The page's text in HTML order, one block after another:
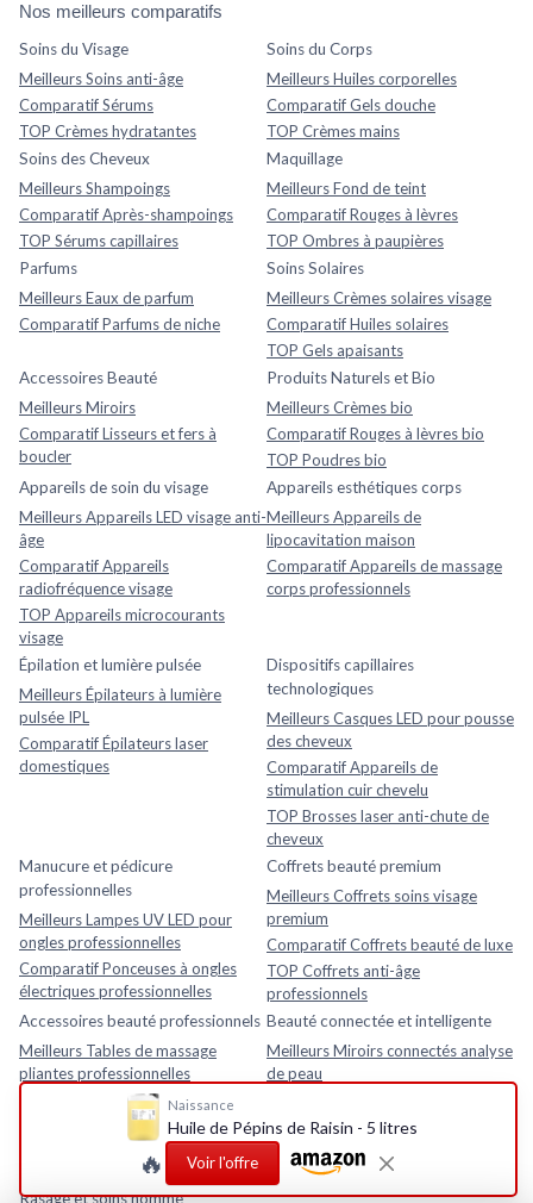
Naissance
Huile de Pépins de Raisin - 5 litres
🔥 Voir l'offre
Nos meilleurs comparatifs
Soins du Visage
Meilleurs Soins anti-âge
Comparatif Sérums
TOP Crèmes hydratantes
Soins du Corps
Meilleurs Huiles corporelles
Comparatif Gels douche
TOP Crèmes mains
Soins des Cheveux
Meilleurs Shampoings
Comparatif Après-shampoings
TOP Sérums capillaires
Maquillage
Meilleurs Fond de teint
Comparatif Rouges à lèvres
TOP Ombres à paupières
Parfums
Meilleurs Eaux de parfum
Comparatif Parfums de niche
Soins Solaires
Meilleurs Crèmes solaires visage
Comparatif Huiles solaires
TOP Gels apaisants
Accessoires Beauté
Meilleurs Miroirs
Comparatif Lisseurs et fers à
boucler
Produits Naturels et Bio
Meilleurs Crèmes bio
Comparatif Rouges à lèvres bio
TOP Poudres bio
Appareils de soin du visage
Meilleurs Appareils LED visage anti-
âge
Comparatif Appareils
radiofréquence visage
TOP Appareils microcourants
visage
Appareils esthétiques corps
Meilleurs Appareils de
lipocavitation maison
Comparatif Appareils de massage
corps professionnels
Épilation et lumière pulsée
Meilleurs Épilateurs à lumière
pulsée IPL
Comparatif Épilateurs laser
domestiques
Dispositifs capillaires
technologiques
Meilleurs Casques LED pour pousse
des cheveux
Comparatif Appareils de
stimulation cuir chevelu
TOP Brosses laser anti-chute de
cheveux
Manucure et pédicure
professionnelles
Meilleurs Lampes UV LED pour
ongles professionnelles
Comparatif Ponceuses à ongles
électriques professionnelles
Coffrets beauté premium
Meilleurs Coffrets soins visage
premium
Comparatif Coffrets beauté de luxe
TOP Coffrets anti-âge
professionnels
Accessoires beauté professionnels
Meilleurs Tables de massage
pliantes professionnelles
Comparatif Loupes esthétiques
TOP Fauteuils esthétiques
Beauté connectée et intelligente
Meilleurs Miroirs connectés analyse
de peau
électroniques
TOP Appareils beauté intelligents
avec application mobile
Rasage et soins homme